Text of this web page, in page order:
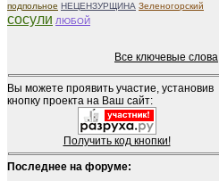
подпольное НЕЦЕНЗУРЩИНА Зеленогорский
сосули ЛЮБОЙ
Все ключевые слова
Вы можете проявить участие, установив
кнопку проекта на Ваш сайт:
Получить код кнопки!
Последнее на форуме: